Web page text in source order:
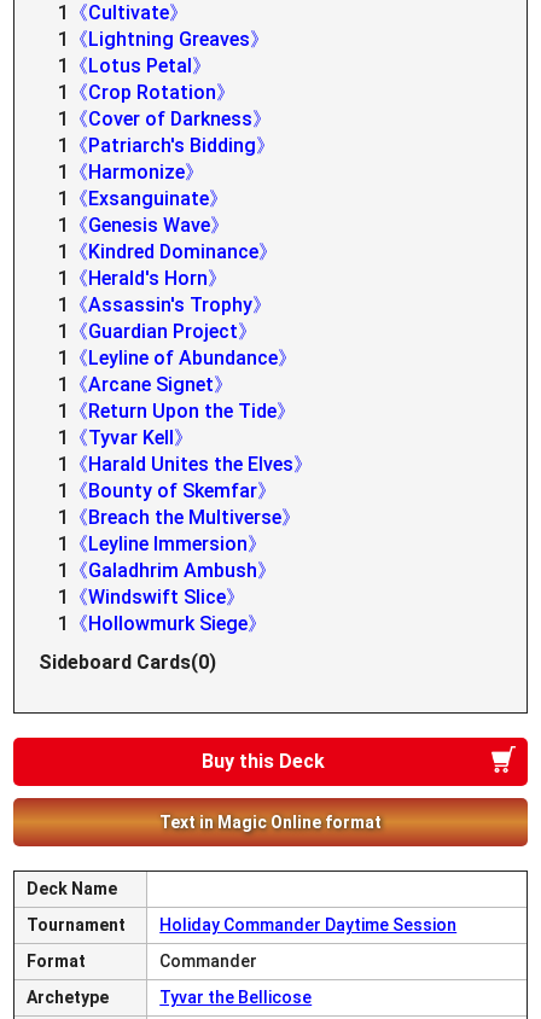
1
《Cultivate》
1
《Lightning Greaves》
1
《Lotus Petal》
1
《Crop Rotation》
1
《Cover of Darkness》
1
《Patriarch's Bidding》
1
《Harmonize》
1
《Exsanguinate》
1
《Genesis Wave》
1
《Kindred Dominance》
1
《Herald's Horn》
1
《Assassin's Trophy》
1
《Guardian Project》
1
《Leyline of Abundance》
1
《Arcane Signet》
1
《Return Upon the Tide》
1
《Tyvar Kell》
1
《Harald Unites the Elves》
1
《Bounty of Skemfar》
1
《Breach the Multiverse》
1
《Leyline Immersion》
1
《Galadhrim Ambush》
1
《Windswift Slice》
1
《Hollowmurk Siege》
Sideboard Cards(0)
Buy this Deck
Text in Magic Online format
Deck Name
Tournament
Holiday Commander Daytime Session
Format
Commander
Archetype
Tyvar the Bellicose